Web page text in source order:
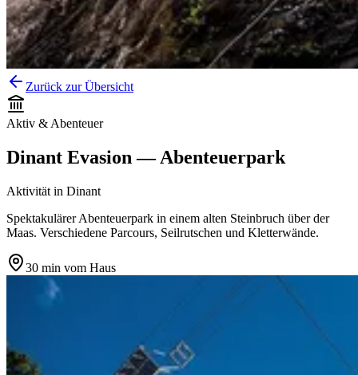
Zurück zur Übersicht
Aktiv & Abenteuer
Dinant Evasion — Abenteuerpark
Aktivität in Dinant
Spektakulärer Abenteuerpark in einem alten Steinbruch über der
Maas. Verschiedene Parcours, Seilrutschen und Kletterwände.
30 min vom Haus